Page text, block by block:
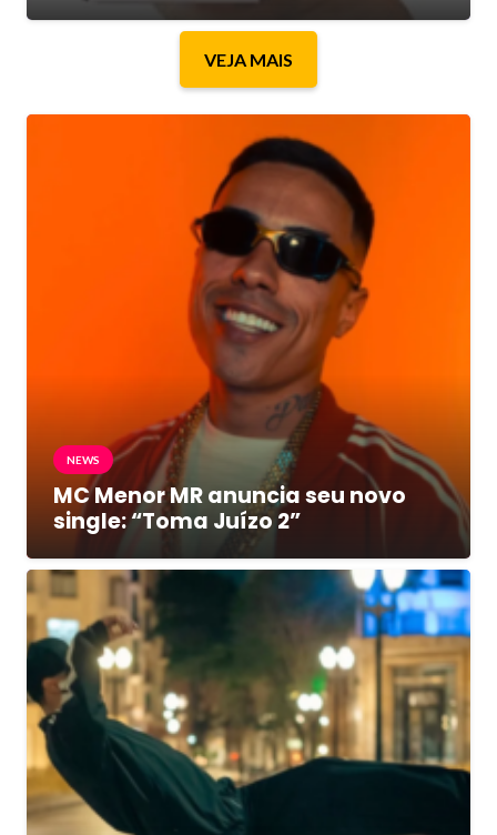
VEJA MAIS
NEWS
MC Menor MR anuncia seu novo
single: “Toma Juízo 2”